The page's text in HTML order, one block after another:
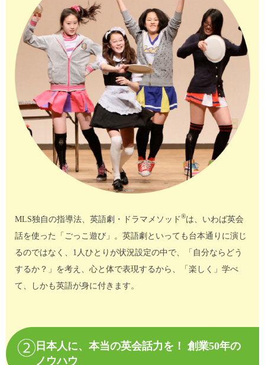
MLS独自の指導法、英語劇・ドラマメソッド®は、いわば英会
話を使った「ごっこ遊び」。英語劇といっても台本通りに演じ
るのではなく、1人ひとりが状況設定の中で、「自分ならどう
するか？」を考え、心と体で表現するから、「楽しく」学べ
て、しかも英語が身に付きます。
日本人に、本当の英会話力を！ 創業50年の
ノウハウ